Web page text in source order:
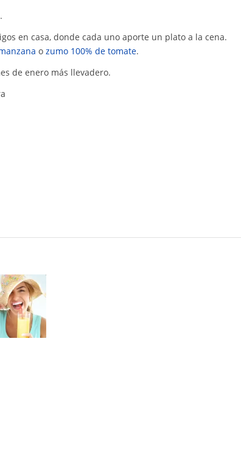
en casa, donde cada uno aporte un plato a la cena.
o zumo 100% de tomate.
de enero más llevadero.